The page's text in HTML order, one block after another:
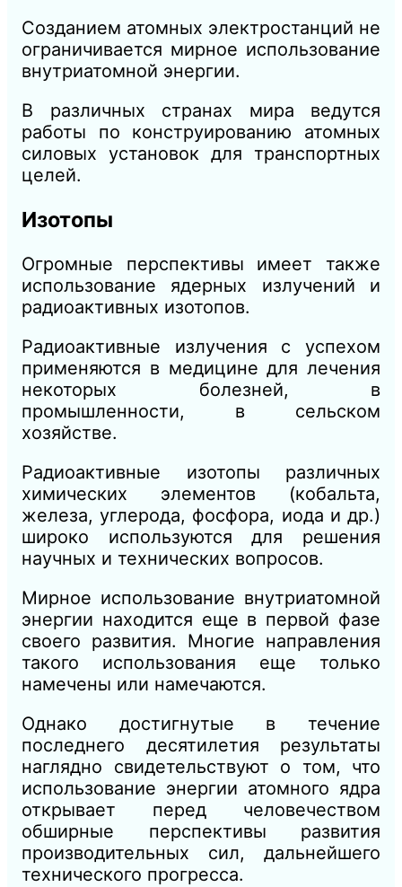
Созданием атомных электростанций не
ограничивается мирное использование
внутриатомной энергии.
В различных странах мира ведутся
работы по конструированию атомных
силовых установок для транспортных
целей.
Изотопы
Огромные перспективы имеет также
использование ядерных излучений и
радиоактивных изотопов.
Радиоактивные излучения с успехом
применяются в медицине для лечения
некоторых болезней, в
промышленности, в сельском
хозяйстве.
Радиоактивные изотопы различных
химических элементов (кобальта,
железа, углерода, фосфора, иода и др.)
широко используются для решения
научных и технических вопросов.
Мирное использование внутриатомной
энергии находится еще в первой фазе
своего развития. Многие направления
такого использования еще только
намечены или намечаются.
Однако достигнутые в течение
последнего десятилетия результаты
наглядно свидетельствуют о том, что
использование энергии атомного ядра
открывает перед человечеством
обширные перспективы развития
производительных сил, дальнейшего
технического прогресса.